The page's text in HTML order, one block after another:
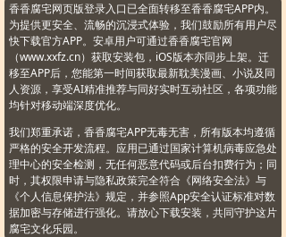
香香腐宅网页版登录入口已全面转移至香香腐宅APP内。
为提供更安全、流畅的沉浸式体验，我们鼓励所有用户尽
快下载官方APP。安卓用户可通过香香腐宅官网
（www.xxfz.cn）获取安装包，iOS版本亦同步上架。迁
移至APP后，您能第一时间获取最新耽美漫画、小说及同
人资源，享受AI精准推荐与同好实时互动社区，各项功能
均针对移动端深度优化。
我们郑重承诺，香香腐宅APP无毒无害，所有版本均遵循
严格的安全开发流程。应用已通过国家计算机病毒应急处
理中心的安全检测，无任何恶意代码或后台扣费行为；同
时，其权限申请与隐私政策完全符合《网络安全法》与
《个人信息保护法》规定，并参照App安全认证标准对数
据加密与存储进行强化。请放心下载安装，共同守护这片
腐宅文化乐园。